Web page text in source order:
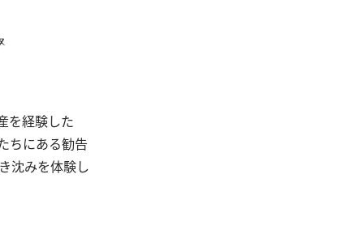
を経験した
ちにある勧告
沈みを体験し